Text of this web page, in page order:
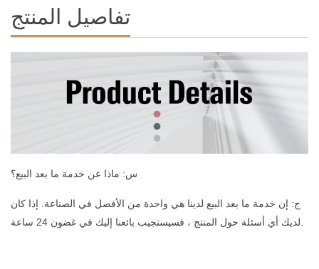
تفاصيل المنتج
س: ماذا عن خدمة ما بعد البيع؟
ج: إن خدمة ما بعد البيع لدينا هي واحدة من الأفضل في الصناعة. إذا كان